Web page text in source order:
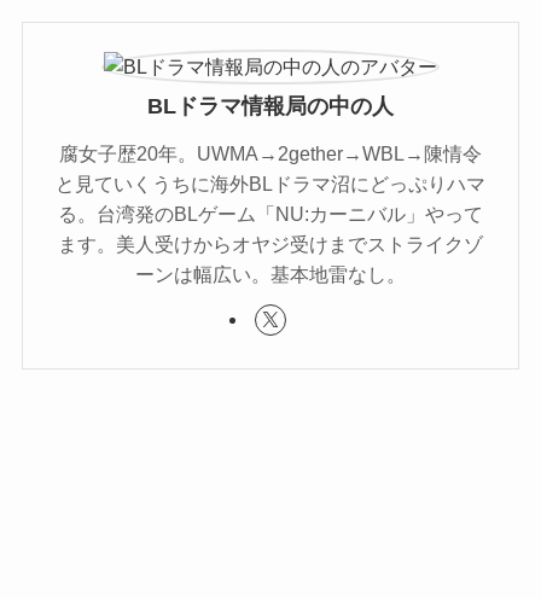
BLドラマ情報局の中の人
腐女子歴20年。UWMA→2gether→WBL→陳情令
と見ていくうちに海外BLドラマ沼にどっぷりハマ
る。台湾発のBLゲーム「NU:カーニバル」やって
ます。美人受けからオヤジ受けまでストライクゾ
ーンは幅広い。基本地雷なし。